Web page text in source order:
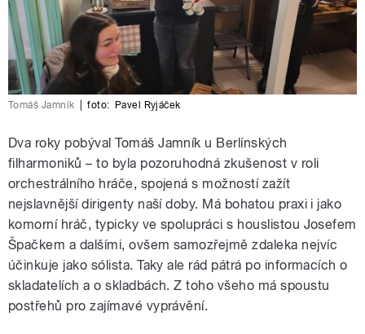
Tomáš Jamník foto: Pavel Ryjáček
Dva roky pobýval Tomáš Jamník u Berlínských
filharmoniků – to byla pozoruhodná zkušenost v roli
orchestrálního hráče, spojená s možností zažít
nejslavnější dirigenty naší doby. Má bohatou praxi i jako
komorní hráč, typicky ve spolupráci s houslistou Josefem
Špačkem a dalšími, ovšem samozřejmě zdaleka nejvíc
účinkuje jako sólista. Taky ale rád pátrá po informacích o
skladatelích a o skladbách. Z toho všeho má spoustu
postřehů pro zajímavé vyprávění.